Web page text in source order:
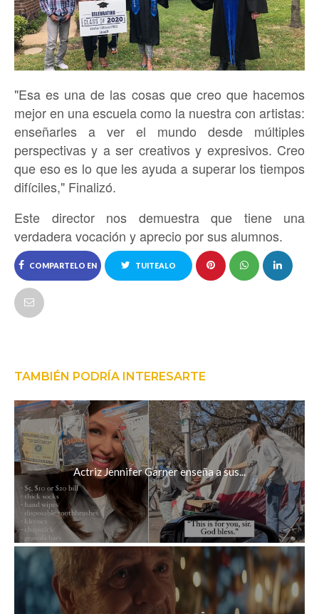
"Esa es una de las cosas que creo que hacemos
mejor en una escuela como la nuestra con artistas:
enseñarles a ver el mundo desde múltiples
perspectivas y a ser creativos y expresivos. Creo
que eso es lo que les ayuda a superar los tiempos
difíciles," Finalizó.
Este director nos demuestra que tiene una
verdadera vocación y aprecio por sus alumnos.
COMPARTELO EN
FACEBOOK
TUITEALO
TAMBIÉN PODRÍA INTERESARTE
Actriz Jennifer Garner enseña a sus...